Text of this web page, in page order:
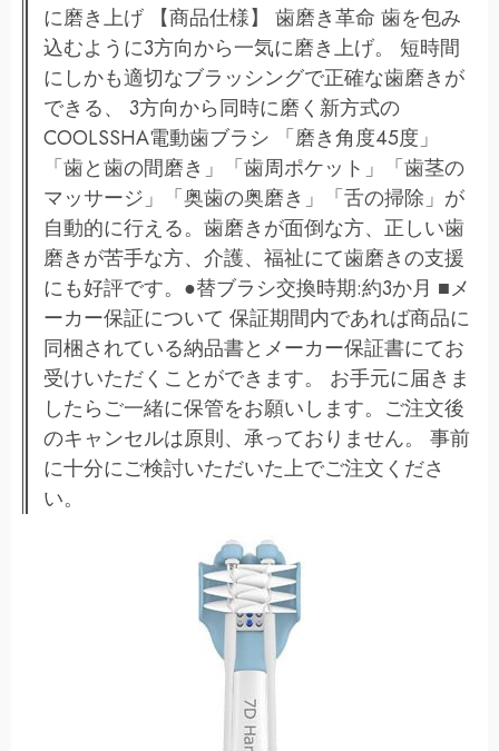
に磨き上げ 【商品仕様】 歯磨き革命 歯を包み
込むように3方向から一気に磨き上げ。 短時間
にしかも適切なブラッシングで正確な歯磨きが
できる、 3方向から同時に磨く新方式の
COOLSSHA電動歯ブラシ 「磨き角度45度」
「歯と歯の間磨き」「歯周ポケット」「歯茎の
マッサージ」「奥歯の奥磨き」「舌の掃除」が
自動的に行える。歯磨きが面倒な方、正しい歯
磨きが苦手な方、介護、福祉にて歯磨きの支援
にも好評です。●替ブラシ交換時期:約3か月 ■メ
ーカー保証について 保証期間内であれば商品に
同梱されている納品書とメーカー保証書にてお
受けいただくことができます。 お手元に届きま
したらご一緒に保管をお願いします。ご注文後
のキャンセルは原則、承っておりません。 事前
に十分にご検討いただいた上でご注文くださ
い。